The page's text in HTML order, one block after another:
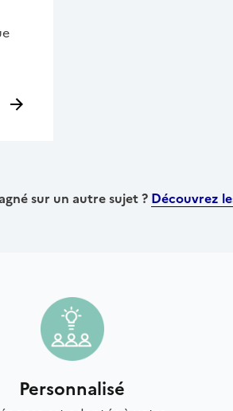
sur un autre sujet ? Découvrez
Personnalisé